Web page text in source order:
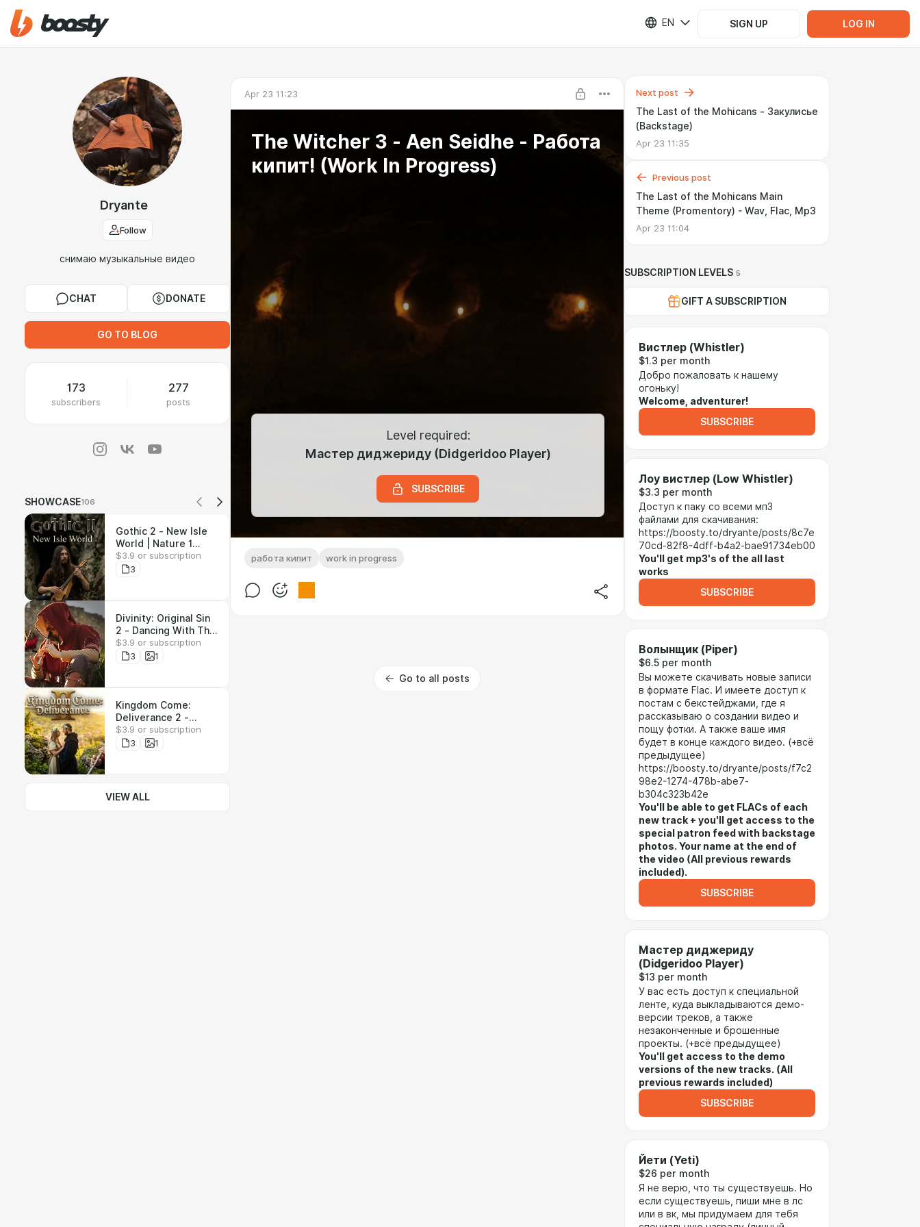
EN SIGN UP LOG IN
Dryante
Follow
снимаю музыкальные видео
CHAT DONATE
GO TO BLOG
173
subscribers
277
posts
SHOWCASE106
Gothic 2 - New Isle
World | Nature 1
Theme - Wav, Flac,
Mp3
$3.9 or subscription
3
Divinity: Original Sin
2 - Dancing With The
Source - Wav, Flac,
Mp3
$3.9 or subscription
3
1
Kingdom Come:
Deliverance 2 -
Semin Theme - Wav,
Flac, Mp3
$3.9 or subscription
3
1
VIEW ALL
Apr 23 11:23
The Witcher 3 - Aen Seidhe - Работа
кипит! (Work In Progress)
Level required:
Мастер диджериду (Didgeridoo Player)
SUBSCRIBE
работа кипит work in progress
Go to all posts
Next post
The Last of the Mohicans - Закулисье
(Backstage)
Apr 23 11:35
Previous post
The Last of the Mohicans Main
Theme (Promentory) - Wav, Flac, Mp3
Apr 23 11:04
SUBSCRIPTION LEVELS 5
GIFT A SUBSCRIPTION
Вистлер (Whistler)
$1.3 per month
Добро пожаловать к нашему
огоньку!
Welcome, adventurer!
SUBSCRIBE
Лоу вистлер (Low Whistler)
$3.3 per month
Доступ к паку со всеми мп3
файлами для скачивания:
https://boosty.to/dryante/posts/8c7e
70cd-82f8-4dff-b4a2-bae91734eb00
You'll get mp3's of the all last
works
SUBSCRIBE
Волынщик (Piper)
$6.5 per month
Вы можете скачивать новые записи
в формате Flac. И имеете доступ к
постам с бекстейджами, где я
рассказываю о создании видео и
пощу фотки. А также ваше имя
будет в конце каждого видео. (+всё
предыдущее)
https://boosty.to/dryante/posts/f7c2
98e2-1274-478b-abe7-
b304c323b42e
You'll be able to get FLACs of each
new track + you'll get access to the
special patron feed with backstage
photos. Your name at the end of
the video (All previous rewards
included).
SUBSCRIBE
Мастер диджериду
(Didgeridoo Player)
$13 per month
У вас есть доступ к специальной
ленте, куда выкладываются демо-
версии треков, а также
незаконченные и брошенные
проекты. (+всё предыдущее)
You'll get access to the demo
versions of the new tracks. (All
previous rewards included)
SUBSCRIBE
Йети (Yeti)
$26 per month
Я не верю, что ты существуешь. Но
если существуешь, пиши мне в лс
или в вк, мы придумаем для тебя